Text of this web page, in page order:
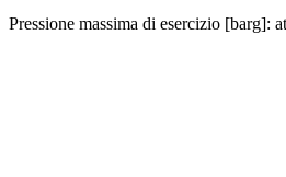
Pressione massima di esercizio [barg]: